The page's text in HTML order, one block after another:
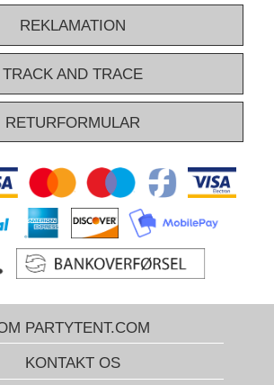
REKLAMATION
TRACK AND TRACE
RETURFORMULAR
PARTYTENT.COM
KONTAKT OS